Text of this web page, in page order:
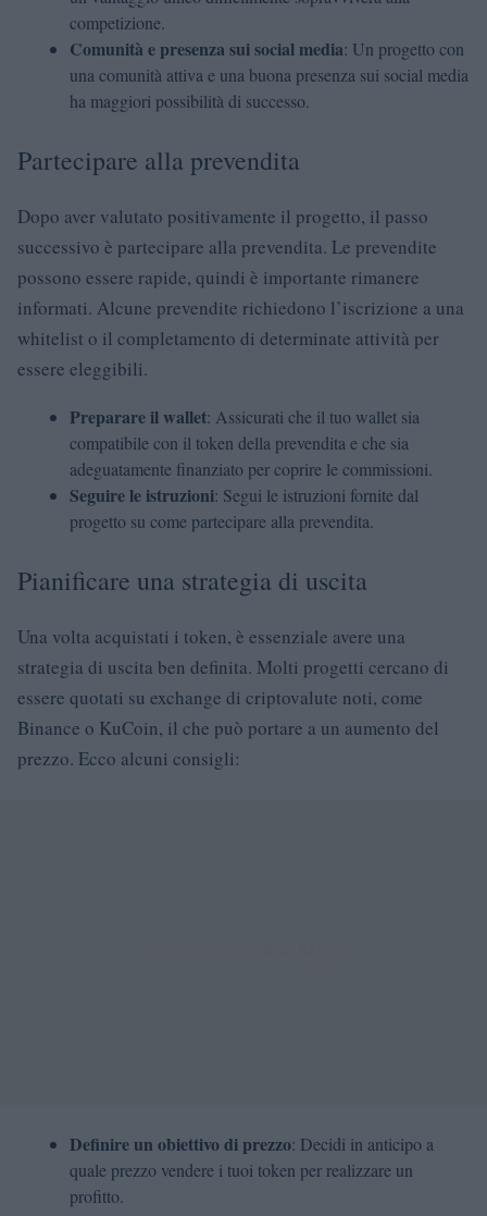
competizione.
Comunità e presenza sui social media: Un progetto con
una comunità attiva e una buona presenza sui social media
ha maggiori possibilità di successo.
Partecipare alla prevendita
Dopo aver valutato positivamente il progetto, il passo
successivo è partecipare alla prevendita. Le prevendite
possono essere rapide, quindi è importante rimanere
informati. Alcune prevendite richiedono l’iscrizione a una
whitelist o il completamento di determinate attività per
essere eleggibili.
Preparare il wallet: Assicurati che il tuo wallet sia
compatibile con il token della prevendita e che sia
adeguatamente finanziato per coprire le commissioni.
Seguire le istruzioni: Segui le istruzioni fornite dal
progetto su come partecipare alla prevendita.
Pianificare una strategia di uscita
Una volta acquistati i token, è essenziale avere una
strategia di uscita ben definita. Molti progetti cercano di
essere quotati su exchange di criptovalute noti, come
Binance o KuCoin, il che può portare a un aumento del
prezzo. Ecco alcuni consigli:
Definire un obiettivo di prezzo: Decidi in anticipo a
quale prezzo vendere i tuoi token per realizzare un
profitto.